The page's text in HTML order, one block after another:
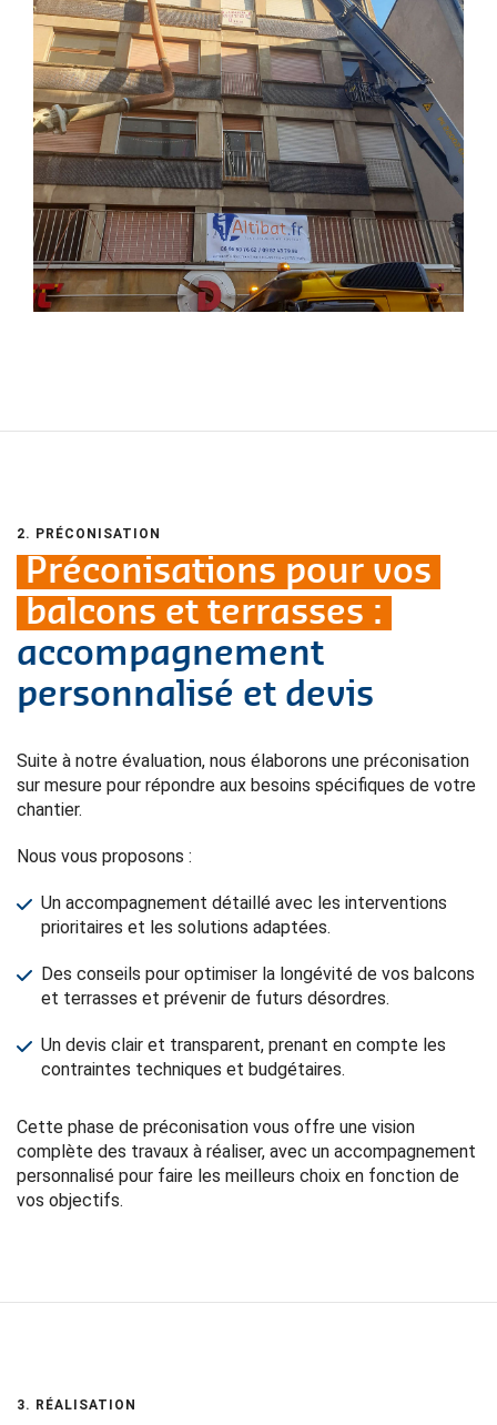
2. PRÉCONISATION
Préconisations pour vos
balcons et terrasses :
accompagnement
personnalisé et devis
Suite à notre évaluation, nous élaborons une préconisation
sur mesure pour répondre aux besoins spécifiques de votre
chantier.
Nous vous proposons :
Un accompagnement détaillé avec les interventions
prioritaires et les solutions adaptées.
Des conseils pour optimiser la longévité de vos balcons
et terrasses et prévenir de futurs désordres.
Un devis clair et transparent, prenant en compte les
contraintes techniques et budgétaires.
Cette phase de préconisation vous offre une vision
complète des travaux à réaliser, avec un accompagnement
personnalisé pour faire les meilleurs choix en fonction de
vos objectifs.
3. RÉALISATION